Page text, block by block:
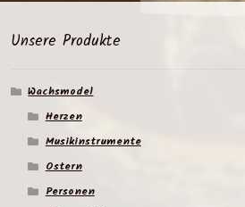
Unsere Produkte
Wachsmodel
Herzen
Musikinstrumente
Ostern
Personen